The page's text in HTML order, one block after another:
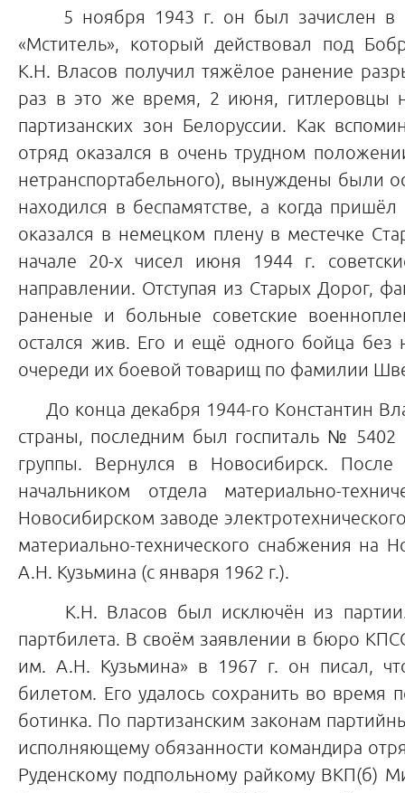
5 ноября 1943 г. он был зачислен в
«Мститель», который действовал под
К.Н. Власов получил тяжёлое ранение
раз в это же время, 2 июня, гитлеровцы
партизанских зон Белоруссии. Как
отряд оказался в очень трудном
нетранспортабельного), вынуждены были
находился в беспамятстве, а когда
оказался в немецком плену в местечке
начале 20-х чисел июня 1944 г.
направлении. Отступая из Старых Дорог,
раненые и больные советские
остался жив. Его и ещё одного бойца без
очереди их боевой товарищ по фамилии
До конца декабря 1944-го Константин
страны, последним был госпиталь № 5402
группы. Вернулся в Новосибирск.
начальником отдела материально-
Новосибирском заводе
материально-технического снабжения на
А.Н. Кузьмина (с января 1962 г.).
К.Н. Власов был исключён из партии.
партбилета. В своём заявлении в бюро
им. А.Н. Кузьмина» в 1967 г. он писал,
билетом. Его удалось сохранить во время
ботинка. По партизанским законам
исполняющему обязанности командира
Руденскому подпольному райкому ВКП(б)